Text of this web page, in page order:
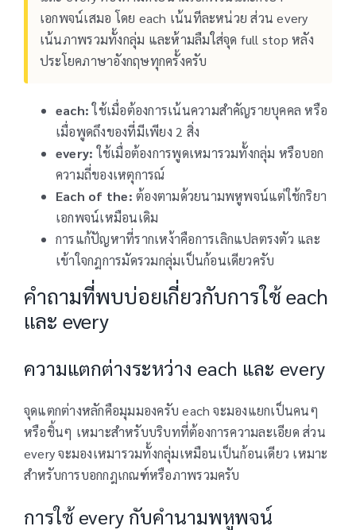
เอกพจน์เสมอ โดย each เน้นทีละหน่วย ส่วน every
เน้นภาพรวมทั้งกลุ่ม และห้ามลืมใส่จุด full stop หลัง
ประโยคภาษาอังกฤษทุกครั้งครับ
each:ใช้เมื่อต้องการเน้นความสำคัญรายบุคคล หรือ
เมื่อพูดถึงของที่มีเพียง 2 สิ่ง
every: ใช้เมื่อต้องการพูดเหมารวมทั้งกลุ่ม หรือบอก
ความถี่ของเหตุการณ์
Each of the: ต้องตามด้วยนามพหูพจน์แต่ใช้กริยา
เอกพจน์เหมือนเดิม
การแก้ปัญหาที่รากเหง้าคือการเลิกแปลตรงตัว และ
เข้าใจกฎการมัดรวมกลุ่มเป็นก้อนเดียวครับ
คำถามที่พบบ่อยเกี่ยวกับการใช้ each
และ every
ความแตกต่างระหว่าง each และ every
จุดแตกต่างหลักคือมุมมองครับ each จะมองแยกเป็นคนๆ
หรือชิ้นๆ เหมาะสำหรับบริบทที่ต้องการความละเอียด ส่วน
every จะมองเหมารวมทั้งกลุ่มเหมือนเป็นก้อนเดียว เหมาะ
สำหรับการบอกกฎเกณฑ์หรือภาพรวมครับ
การใช้ every กับคำนามพหูพจน์